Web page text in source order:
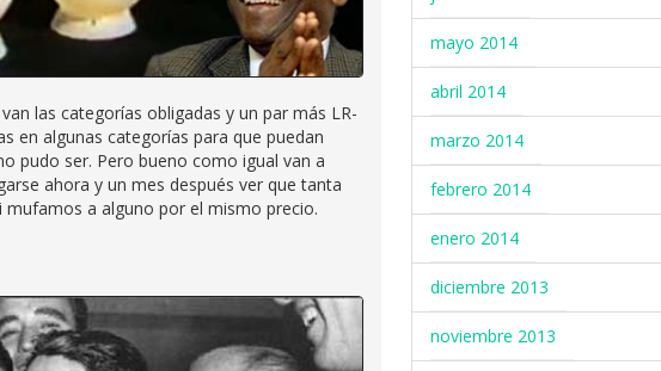
las categorías obligadas y un par más LR-
en algunas categorías para que puedan
pudo ser. Pero bueno como igual van a
ahora y un mes después ver que tanta
a alguno por el mismo precio.
mayo 2014
abril 2014
marzo 2014
febrero 2014
enero 2014
diciembre 2013
noviembre 2013